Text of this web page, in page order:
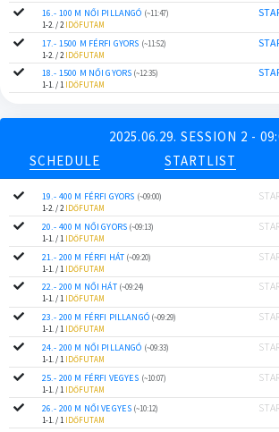
16.- 100 M NŐI PILLANGÓ (~11:47)
1-2. / 2 IDŐFUTAM
17.- 1500 M FÉRFI GYORS (~11:52)
1-2. / 2 IDŐFUTAM
18.- 1500 M NŐI GYORS (~12:35)
1-1. / 1 IDŐFUTAM
2025.06.29. SESSION 2 -
SCHEDULE
STARTLIST
19.- 400 M FÉRFI GYORS (~09:00)
1-2. / 2 IDŐFUTAM
20.- 400 M NŐI GYORS (~09:13)
1-1. / 1 IDŐFUTAM
21.- 200 M FÉRFI HÁT (~09:20)
1-1. / 1 IDŐFUTAM
22.- 200 M NŐI HÁT (~09:24)
1-1. / 1
IDŐFUTAM
23.- 200 M FÉRFI PILLANGÓ (~09:29)
1-1. / 1 IDŐFUTAM
24.- 200 M NŐI PILLANGÓ (~09:33)
1-1. / 1 IDŐFUTAM
25.- 200 M FÉRFI VEGYES (~10:07)
1-1. / 1 IDŐFUTAM
26.- 200 M NŐI VEGYES (~10:12)
1-1. / 1 IDŐFUTAM